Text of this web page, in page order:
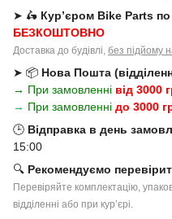
➤ 🛵 Кур’єром Bike Parts
БЕЗКОШТОВНО
Доставка до будівлі, без підйому
➤ 📦 Нова Пошта
→ При замовленні від 3000
→ При замовленні до 3000
🕒 Відправка в день
15:00
🔍 Рекомендуємо
Перевіряйте комплектацію,
відділенні або при курʼєрі.